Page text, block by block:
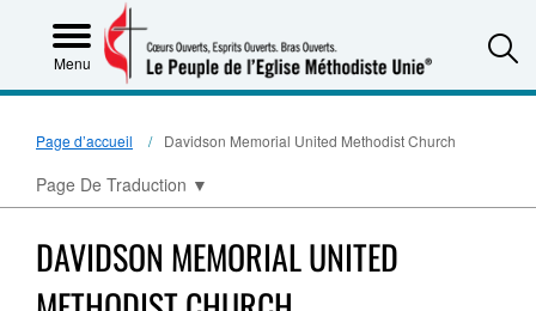
Menu
Page d’accueil Davidson Memorial United Methodist Church
Page De Traduction ▼
DAVIDSON MEMORIAL UNITED